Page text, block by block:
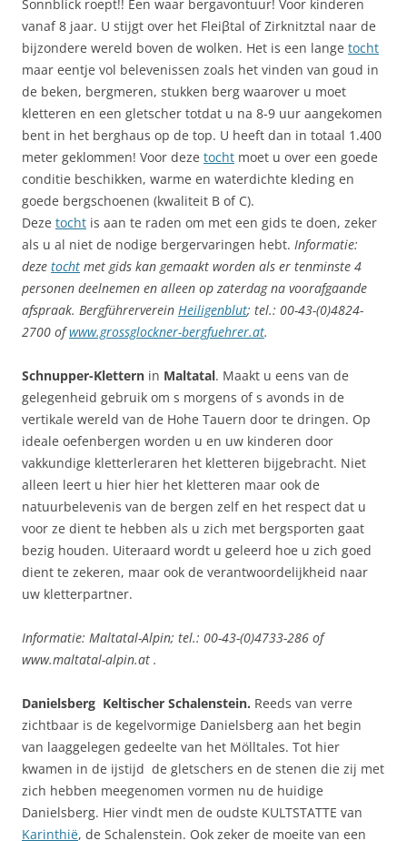
Sonnblick roept!! Een waar bergavontuur! Voor kinderen
vanaf 8 jaar. U stijgt over het Fleiβtal of Zirknitztal naar de
bijzondere wereld boven de wolken. Het is een lange tocht
maar eentje vol belevenissen zoals het vinden van goud in
de beken, bergmeren, stukken berg waarover u moet
kletteren en een gletscher totdat u na 8-9 uur aangekomen
bent in het berghaus op de top. U heeft dan in totaal 1.400
meter geklommen! Voor deze tocht moet u over een goede
conditie beschikken, warme en waterdichte kleding en
goede bergschoenen (kwaliteit B of C).
Deze tocht is aan te raden om met een gids te doen, zeker
als u al niet de nodige bergervaringen hebt. Informatie:
deze tocht met gids kan gemaakt worden als er tenminste 4
personen deelnemen en alleen op zaterdag na voorafgaande
afspraak. Bergführerverein Heiligenblut; tel.: 00-43-(0)4824-
2700 ofwww.grossglockner-bergfuehrer.at.
Schnupper-Klettern in Maltatal. Maakt u eens van de
gelegenheid gebruik om s morgens of s avonds in de
vertikale wereld van de Hohe Tauern door te dringen. Op
ideale oefenbergen worden u en uw kinderen door
vakkundige kletterleraren het kletteren bijgebracht. Niet
alleen leert u hier hier het kletteren maar ook de
natuurbelevenis van de bergen zelf en het respect dat u
voor ze dient te hebben als u zich met bergsporten gaat
bezig houden. Uiteraard wordt u geleerd hoe u zich goed
dient te zekeren, maar ook de verantwoordelijkheid naar
uw kletterpartner.
Informatie: Maltatal-Alpin; tel.: 00-43-(0)4733-286 of
www.maltatal-alpin.at .
Danielsberg  Keltischer Schalenstein. Reeds van verre
zichtbaar is de kegelvormige Danielsberg aan het begin
van laaggelegen gedeelte van het Mölltales. Tot hier
kwamen in de ijstijd de gletschers en de stenen die zij met
zich hebben meegenomen vormen nu de huidige
Danielsberg. Hier vindt men de oudste KULTSTATTE van
Karinthië, de Schalenstein. Ook zeker de moeite van een